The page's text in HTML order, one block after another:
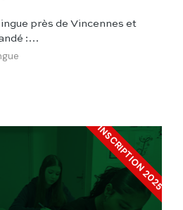
près de Vincennes et
:…
INSCRIPTION 2025